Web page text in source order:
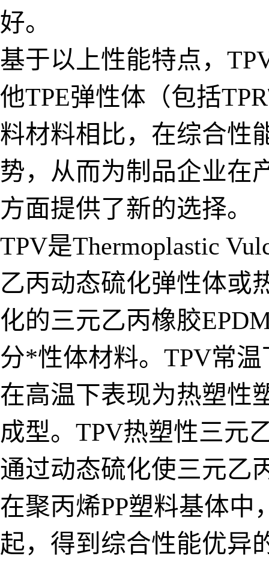
好。
基于以上性能特点，
他TPE弹性体（包括
料材料相比，在综合性
势，从而为制品企业在
方面提供了新的选择。
TPV是Thermoplastic
乙丙动态硫化弹性体或
化的三元乙丙橡胶
分*性体材料。TPV常
在高温下表现为热塑性
成型。TPV热塑性三元
通过动态硫化使三元乙
在聚丙烯PP塑料基体
起，得到综合性能优异